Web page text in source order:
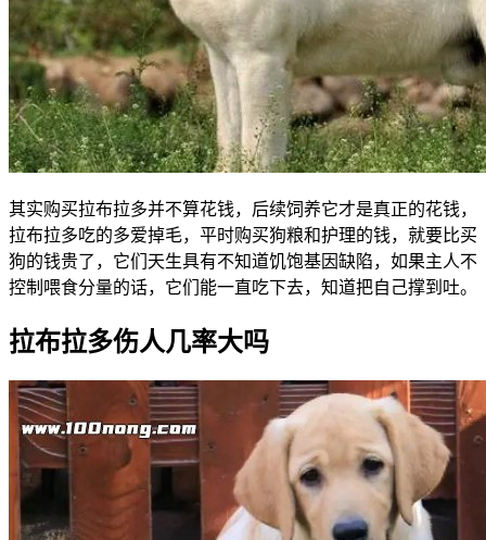
其实购买拉布拉多并不算花钱，后续饲养它才是真正的花钱，
拉布拉多吃的多爱掉毛，平时购买狗粮和护理的钱，就要比买
狗的钱贵了，它们天生具有不知道饥饱基因缺陷，如果主人不
控制喂食分量的话，它们能一直吃下去，知道把自己撑到吐。
拉布拉多伤人几率大吗